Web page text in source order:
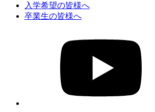
入学希望の皆様へ
卒業生の皆様へ